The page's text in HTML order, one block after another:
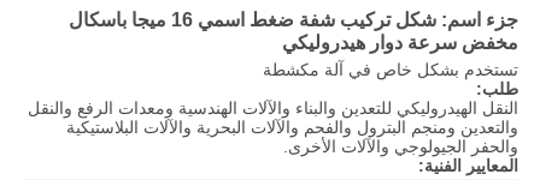
جزء اسم:
شكل تركيب شفة ضغط اسمي 16 ميجا باسكال
مخفض سرعة دوار هيدروليكي
تستخدم بشكل خاص في آلة مكشطة
طلب:
النقل الهيدروليكي للتعدين والبناء والآلات الهندسية ومعدات الرفع والنقل
والتعدين ومنجم البترول والفحم والآلات البحرية والآلات البلاستيكية
والحفر الجيولوجي والآلات الأخرى.
المعايير الفنية: